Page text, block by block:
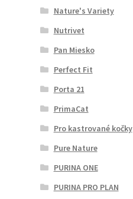
Nature's Variety
Nutrivet
Pan Miesko
Perfect Fit
Porta 21
PrimaCat
Pro kastrované kočky
Pure Nature
PURINA ONE
PURINA PRO PLAN